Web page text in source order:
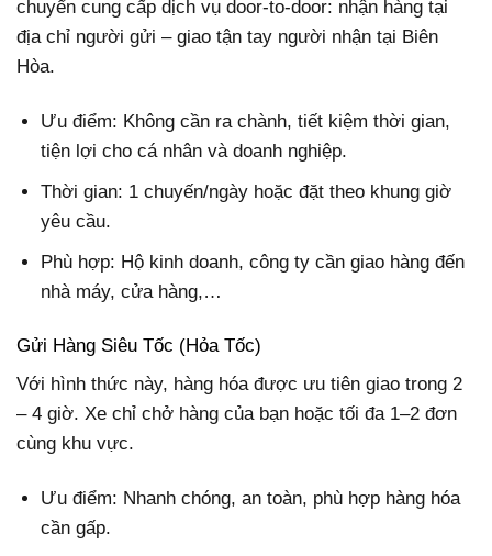
chuyển cung cấp dịch vụ door-to-door: nhận hàng tại
địa chỉ người gửi – giao tận tay người nhận tại Biên
Hòa.
Ưu điểm: Không cần ra chành, tiết kiệm thời gian,
tiện lợi cho cá nhân và doanh nghiệp.
Thời gian: 1 chuyến/ngày hoặc đặt theo khung giờ
yêu cầu.
Phù hợp: Hộ kinh doanh, công ty cần giao hàng đến
nhà máy, cửa hàng,…
Gửi Hàng Siêu Tốc (Hỏa Tốc)
Với hình thức này, hàng hóa được ưu tiên giao trong 2
– 4 giờ. Xe chỉ chở hàng của bạn hoặc tối đa 1–2 đơn
cùng khu vực.
Ưu điểm: Nhanh chóng, an toàn, phù hợp hàng hóa
cần gấp.